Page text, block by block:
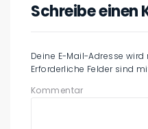
Schreibe einen
Deine E-Mail-Adresse
Erforderliche Felder sind
Kommentar